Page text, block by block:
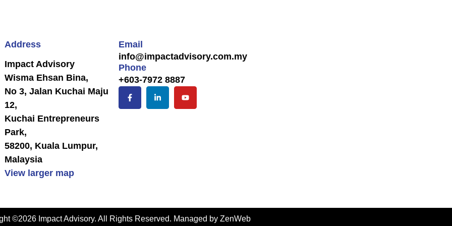
Address
Impact Advisory
Wisma Ehsan Bina,
No 3, Jalan Kuchai Maju
12,
Kuchai Entrepreneurs
Park,
58200, Kuala Lumpur,
Malaysia
View larger map
Email
info@impactadvisory.com.my
Phone
+603-7972 8887
©2026 Impact Advisory. All Rights Reserved. Managed by ZenWeb